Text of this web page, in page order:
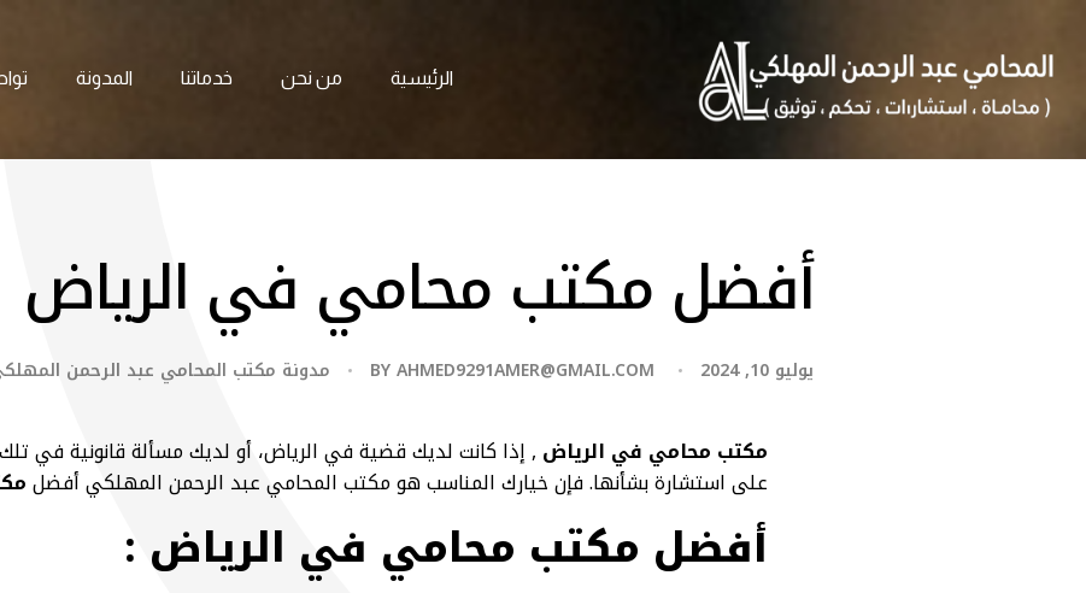
الرئيسية من نحن خدماتنا المدونة
أفضل مكتب محامي في الرياض
يوليو 10, 2024 BYAHMED9291AMER@GMAIL.COM مدونة مكتب المحامي عبد الرحمن
مكتب محامي في الرياض , إذا كانت لديك قضية في الرياض، أو لديك مسألة قانونية في
على استشارة بشأنها. فإن خيارك المناسب هو مكتب المحامي عبد الرحمن المهلكي أفضل
أفضل مكتب محامي في الرياض :